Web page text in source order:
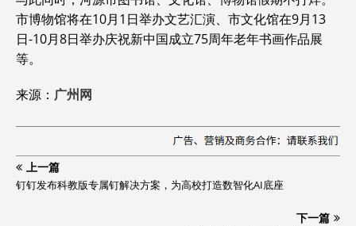
市博物馆将在10月1日举办文艺汇演、市文化馆在9月13
日-10月8日举办庆祝新中国成立75周年老年书画作品展
等。
来源： 广州网
上一篇
钉钉发布科教版专属钉解决方案，为高校打造数智化AI底座
下一篇